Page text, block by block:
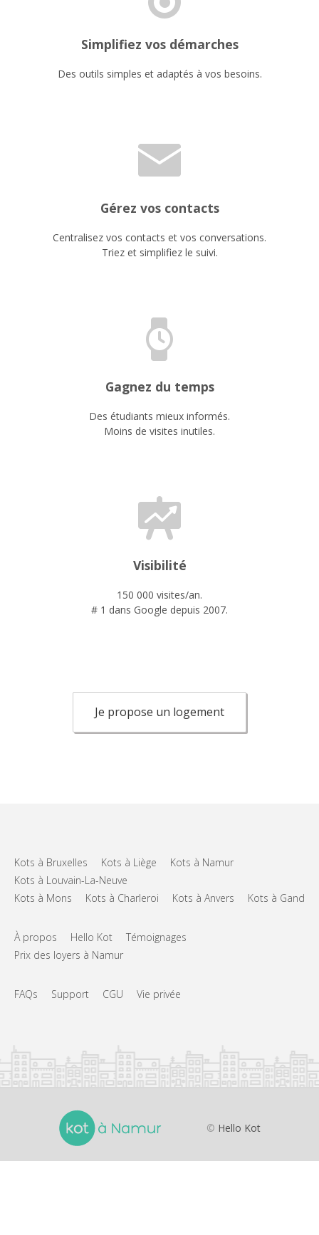
Simplifiez vos démarches
Des outils simples et adaptés à vos besoins.
Gérez vos contacts
Centralisez vos contacts et vos conversations.
Triez et simplifiez le suivi.
Gagnez du temps
Des étudiants mieux informés.
Moins de visites inutiles.
Visibilité
150 000 visites/an.
# 1 dans Google depuis 2007.
Je propose un logement
Kots à Bruxelles Kots à Liège
Kots à Namur
Kots à Louvain-La-Neuve
Kots à Mons
Kots à Charleroi Kots à Anvers Kots à Gand
À propos Hello Kot
Témoignages
Prix des loyers à Namur
FAQs Support CGU Vie privée
© Hello Kot